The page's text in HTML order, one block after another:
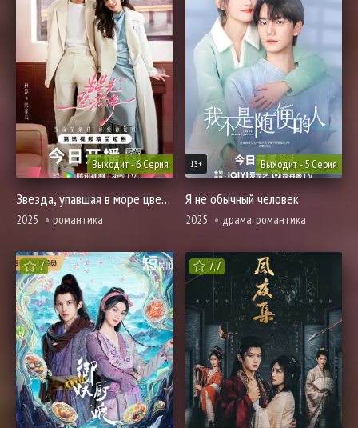
Выходит - 6 Серия
Звезда, упавшая в море цветов
2025 романтика
Выходит - 5 Серия
13+
Я не обычный человек
2025 драма, романтика
7 7,7